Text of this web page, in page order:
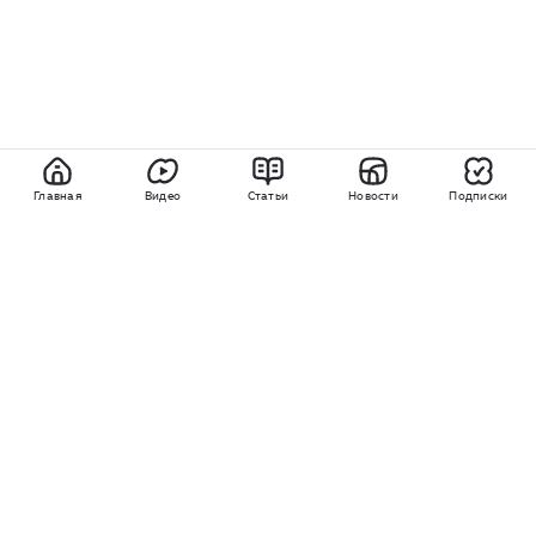
Главная Видео Статьи Новости Подписки